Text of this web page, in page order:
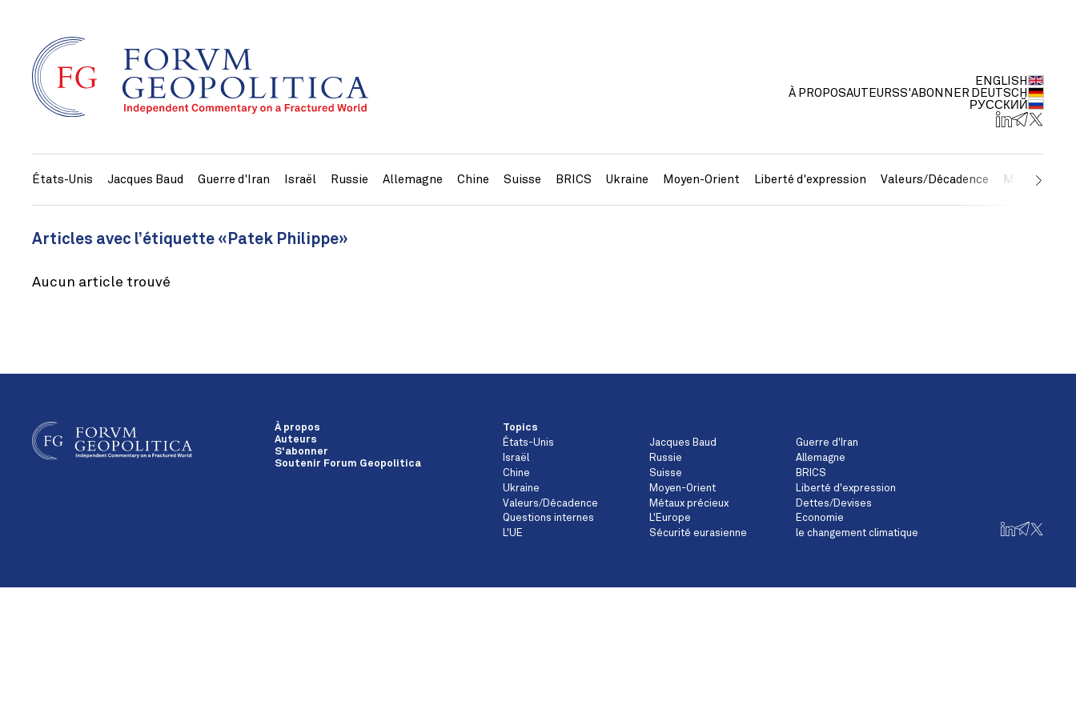
À PROPOSAUTEURSS'ABONNER
ENGLISH
DEUTSCH
РУССКИЙ
États-Unis Jacques Baud Guerre d'Iran Israël Russie Allemagne Chine Suisse BRICS Ukraine Moyen-Orient Liberté d'expression Valeurs/Décadence Métaux
Articles avec l’étiquette «Patek Philippe»
Aucun article trouvé
À propos
Auteurs
S'abonner
Soutenir Forum Geopolitica
Topics
États-Unis
Jacques Baud
Guerre d'Iran
Israël
Russie
Allemagne
Chine
Suisse
BRICS
Ukraine
Moyen-Orient
Liberté d'expression
Valeurs/Décadence
Métaux précieux
Dettes/Devises
Questions internes
L'Europe
Economie
L'UE
Sécurité eurasienne le changement climatique